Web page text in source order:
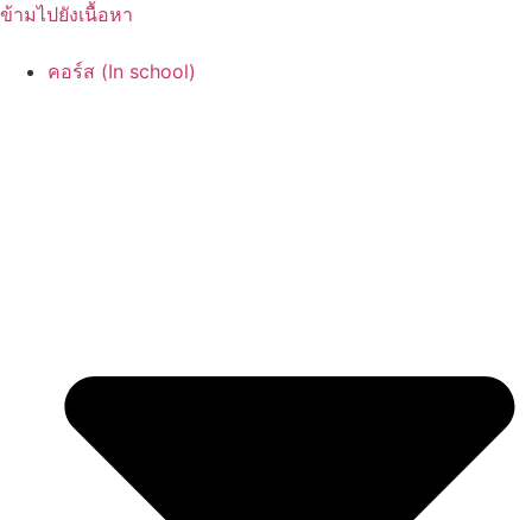
ข้ามไปยังเนื้อหา
คอร์ส (In school)